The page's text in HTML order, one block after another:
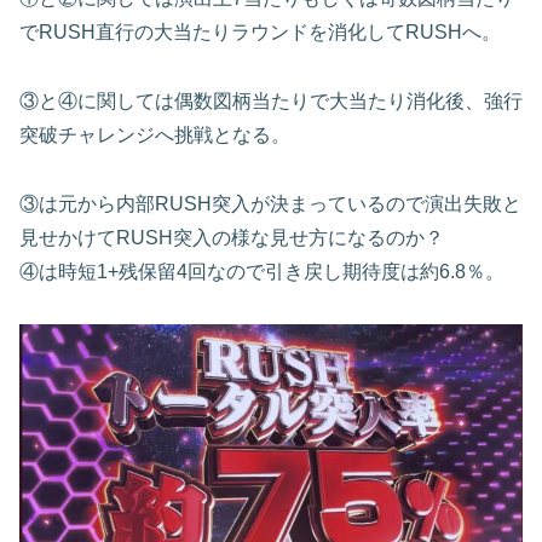
でRUSH直行の大当たりラウンドを消化してRUSHへ。
③と④に関しては偶数図柄当たりで大当たり消化後、強行
突破チャレンジへ挑戦となる。
③は元から内部RUSH突入が決まっているので演出失敗と
見せかけてRUSH突入の様な見せ方になるのか？
④は時短1+残保留4回なので引き戻し期待度は約6.8％。